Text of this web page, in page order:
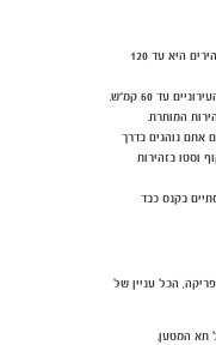
בדרום אפריקה מהירות הנהיגה בכבישים המהירים היא עד 120
המותרת.
אתם נוהגים בדרך
וסטו בזהירות
בקנס כבד
הכל עניין של
תא המטען.